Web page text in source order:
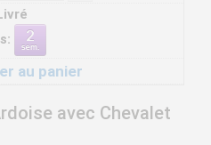
au panier
avec Chevalet